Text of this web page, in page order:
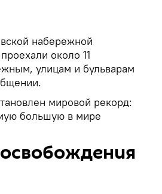
набережной
около 11
улицам и бульварам
мировой рекорд:
большую в мире